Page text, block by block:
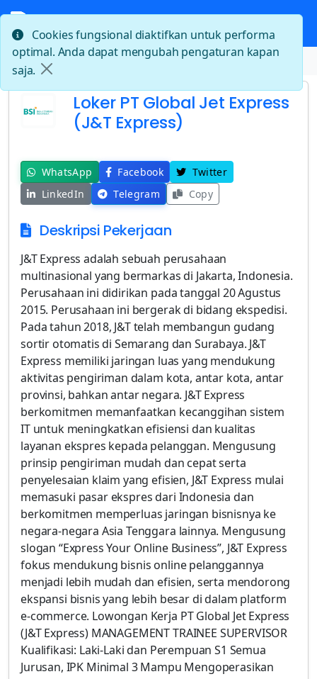
Beranda Loker PT Global Jet Express (J&T Express)
Loker PT Global Jet Express
(J&T Express)
WhatsApp Facebook
Twitter
LinkedIn
Telegram Copy
Deskripsi Pekerjaan
J&T Express adalah sebuah perusahaan
multinasional yang bermarkas di Jakarta, Indonesia.
Perusahaan ini didirikan pada tanggal 20 Agustus
2015. Perusahaan ini bergerak di bidang ekspedisi.
Pada tahun 2018, J&T telah membangun gudang
sortir otomatis di Semarang dan Surabaya. J&T
Express memiliki jaringan luas yang mendukung
aktivitas pengiriman dalam kota, antar kota, antar
provinsi, bahkan antar negara. J&T Express
berkomitmen memanfaatkan kecanggihan sistem
IT untuk meningkatkan efisiensi dan kualitas
layanan ekspres kepada pelanggan. Mengusung
prinsip pengiriman mudah dan cepat serta
penyelesaian klaim yang efisien, J&T Express mulai
memasuki pasar ekspres dari Indonesia dan
berkomitmen memperluas jaringan bisnisnya ke
negara-negara Asia Tenggara lainnya. Mengusung
slogan “Express Your Online Business”​, J&T Express
fokus mendukung bisnis online pelanggannya
menjadi lebih mudah dan efisien, serta mendorong
ekspansi bisnis yang lebih besar di dalam platform
e-commerce. Lowongan Kerja PT Global Jet Express
(J&T Express) MANAGEMENT TRAINEE SUPERVISOR
Kualifikasi: Laki-Laki dan Perempuan S1 Semua
Jurusan, IPK Minimal 3 Mampu Mengoperasikan
Cookies fungsional diaktifkan untuk performa
optimal. Anda dapat mengubah pengaturan kapan
saja.